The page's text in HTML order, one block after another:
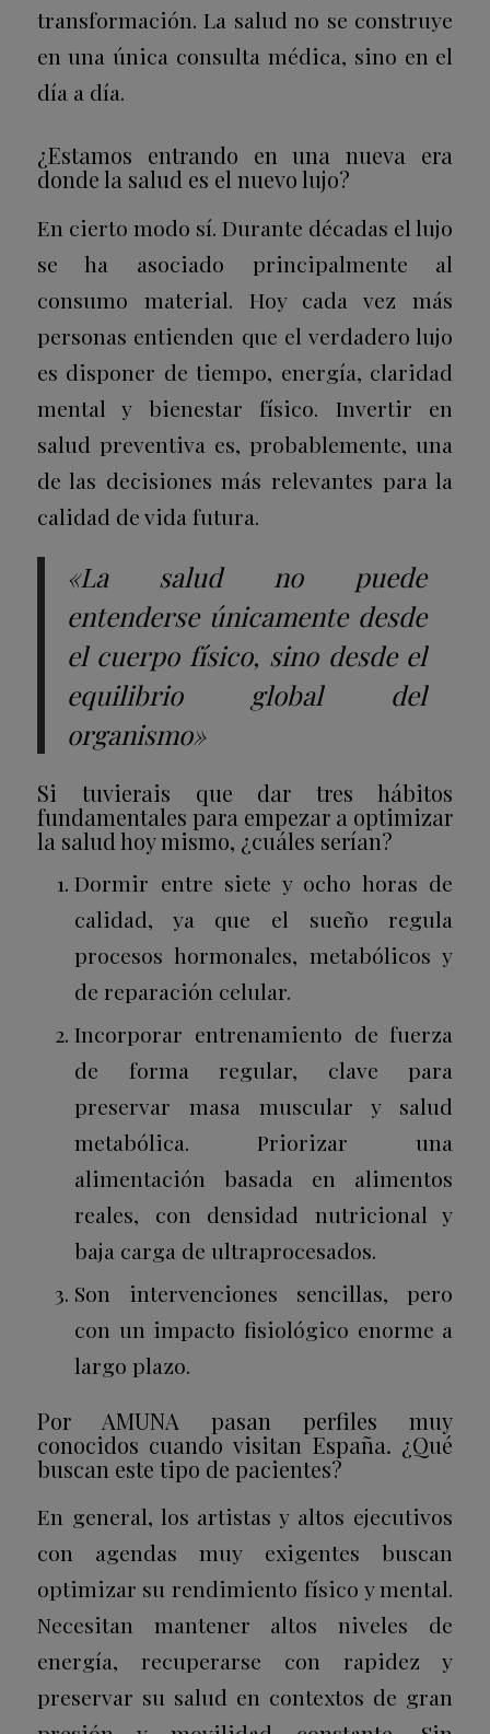
transformación. La salud no se construye
en una única consulta médica, sino en el
día a día.
¿Estamos entrando en una nueva era
donde la salud es el nuevo lujo?
En cierto modo sí. Durante décadas el lujo
se ha asociado principalmente al
consumo material. Hoy cada vez más
personas entienden que el verdadero lujo
es disponer de tiempo, energía, claridad
mental y bienestar físico. Invertir en
salud preventiva es, probablemente, una
de las decisiones más relevantes para la
calidad de vida futura.
«La salud no puede
entenderse únicamente desde
el cuerpo físico, sino desde el
equilibrio global del
organismo»
Si tuvierais que dar tres hábitos
fundamentales para empezar a optimizar
la salud hoy mismo, ¿cuáles serían?
Dormir entre siete y ocho horas de
calidad, ya que el sueño regula
procesos hormonales, metabólicos y
de reparación celular.
Incorporar entrenamiento de fuerza
de forma regular, clave para
preservar masa muscular y salud
metabólica. Priorizar una
alimentación basada en alimentos
reales, con densidad nutricional y
baja carga de ultraprocesados.
Son intervenciones sencillas, pero
con un impacto fisiológico enorme a
largo plazo.
Por AMUNA pasan perfiles muy
conocidos cuando visitan España. ¿Qué
buscan este tipo de pacientes?
En general, los artistas y altos ejecutivos
con agendas muy exigentes buscan
optimizar su rendimiento físico y mental.
Necesitan mantener altos niveles de
energía, recuperarse con rapidez y
preservar su salud en contextos de gran